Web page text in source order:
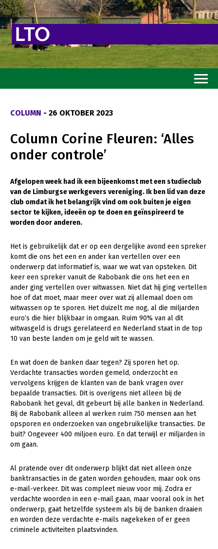
Goed eten
Mooi groen
Sterk ondernemerschap
Transitiepaden
Thema’s
Gezonde dieren
Natuur, klimaat en energie
Bodem en water
Platteland en omgeving
Mens, ondernemerschap en onderwijs
Internationaal
Sectoren
Dier
Biologische Landbouw
Geitenhouderij
Kalverhouderij
Melkveehouderij
Paardenhouderij
Pluimveehouderij
Schapenhouderij
Plant
Akkerbouw
Biologische Landbouw
Bomen, vaste planten en zomerbloemen
Fruitteelt
Glastuinbouw
Paddenstoelen
Multifunctionele landbouw
Multifunctioneel
Onderwerpen
Nieuwsabonnement
Webinars
Over LTO
COLUMN - 26 OKTOBER 2023
Column Corine Fleuren: ‘Alles
onder controle’
Afgelopen week had ik een bijeenkomst met een studieclub
van de Limburgse werkgevers vereniging. Ik ben lid van deze
club omdat ik het belangrijk vind om ook buiten je eigen
sector te kijken, ideeën op te doen en geïnspireerd te
worden door anderen.
Het is gebruikelijk dat er op een dergelijke avond een spreker
komt die ons het een en ander kan vertellen over een
onderwerp dat informatief is, waar we wat van opsteken. Dit
keer een spreker vanuit de Rabobank die ons het een en
ander ging vertellen over witwassen. Niet dat hij ging vertellen
hoe of dat moet, maar meer over wat zij allemaal doen om
witwassen op te sporen. Het duizelt me nog, al die miljarden
euro’s die hier blijkbaar in omgaan. Ruim 90% van al dit
witwasgeld is drugs gerelateerd en Nederland staat in de top
10 van beste landen om je geld wit te wassen.
En wat doen de banken daar tegen? Zij sporen het op.
Verdachte transacties worden gemeld, onderzocht en
vervolgens krijgen de klanten van de bank vragen over
bepaalde transacties. Dit is overigens niet alleen bij de
Rabobank het geval, dit gebeurt bij alle banken in Nederland.
Bij de Rabobank alleen al werken ruim 750 mensen aan het
opsporen en onderzoeken van ongebruikelijke transacties. De
buit? Ongeveer 400 miljoen euro. En dat terwijl er miljarden in
om gaan.
Al pratende over dit onderwerp blijkt dat niet alleen onze
banktransacties in de gaten worden gehouden, maar ook ons
e-mail-verkeer. Dit was compleet nieuw voor mij. Zodra er
verdachte woorden in een e-mail gaan, maar vooral ook in het
onderwerp, gaat hetzelfde systeem als bij de banken draaien
en worden deze verdachte e-mails nagekeken of er geen
criminele activiteiten plaatsvinden.